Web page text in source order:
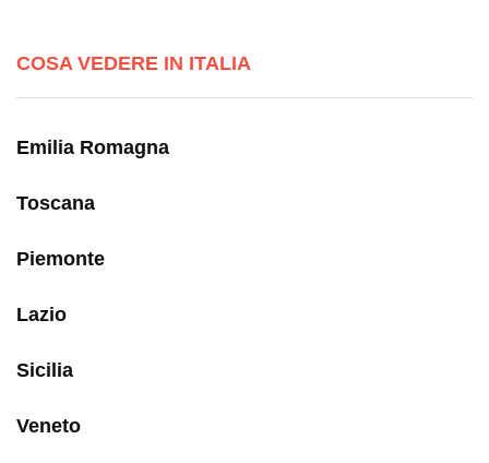
COSA VEDERE IN ITALIA
Emilia Romagna
Toscana
Piemonte
Lazio
Sicilia
Veneto